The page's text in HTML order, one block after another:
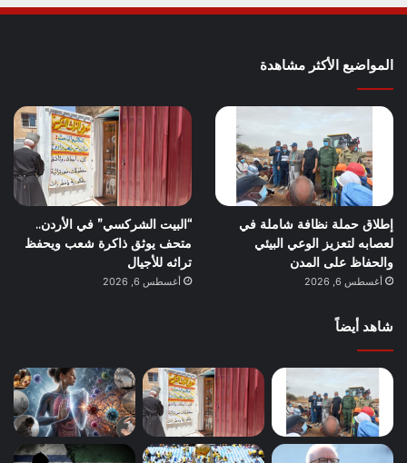
المواضيع الأكثر مشاهدة
إطلاق حملة نظافة شاملة في
لعصابه لتعزيز الوعي البيئي
والحفاظ على المدن
أغسطس 6, 2026
“البيت الشركسي” في الأردن..
متحف يوثق ذاكرة شعب ويحفظ
تراثه للأجيال
أغسطس 6, 2026
شاهد أيضاً